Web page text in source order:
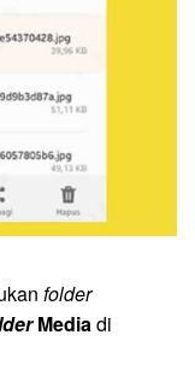
folder
Mediadi